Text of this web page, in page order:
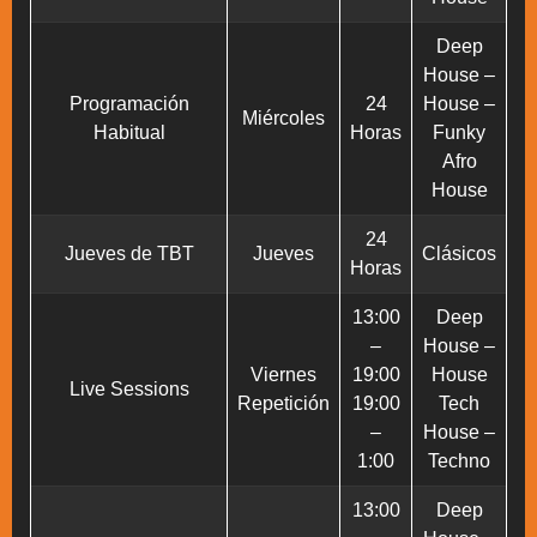
Programación
Habitual
Miércoles
24
Horas
Deep
House –
House –
Funky
Afro
House
Jueves de TBT Jueves
24
Horas
Clásicos
Live Sessions
Viernes
Repetición
13:00
–
19:00
19:00
–
1:00
Deep
House –
House
Tech
House –
Techno
13:00
Deep